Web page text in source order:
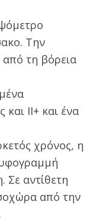
Την
τη βόρεια
ΙΙ+ και ένα
χρόνος, η
Σε αντίθετη
από την